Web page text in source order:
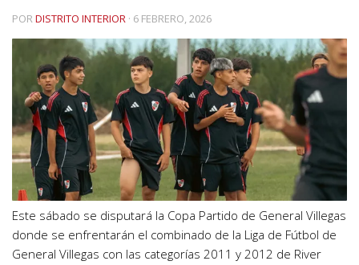
PORDISTRITO INTERIOR · 6 FEBRERO, 2026
Este sábado se disputará la Copa Partido de General Villegas
donde se enfrentarán el combinado de la Liga de Fútbol de
General Villegas con las categorías 2011 y 2012 de River